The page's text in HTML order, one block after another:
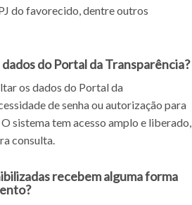
do favorecido, dentre outros
do Portal da Transparência?
os dados do Portal da
de senha ou autorização para
sistema tem acesso amplo e liberado,
consulta.
recebem alguma forma